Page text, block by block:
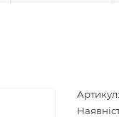
Артикул: